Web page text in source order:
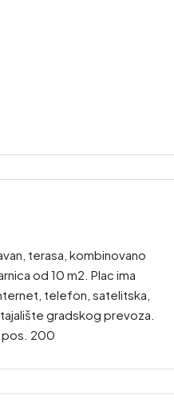
terasa, kombinovano
od 10 m2. Plac ima
telefon, satelitska,
gradskog prevoza.
200